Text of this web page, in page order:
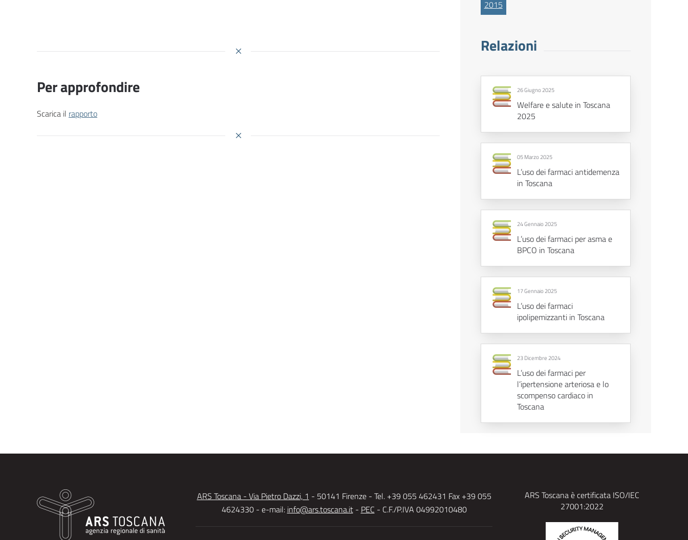
Per approfondire
Scarica il rapporto
2015
Relazioni
26 Giugno 2025
Welfare e salute in Toscana
2025
05 Marzo 2025
L’uso dei farmaci antidemenza
in Toscana
24 Gennaio 2025
L’uso dei farmaci per asma e
BPCO in Toscana
17 Gennaio 2025
L’uso dei farmaci
ipolipemizzanti in Toscana
23 Dicembre 2024
L’uso dei farmaci per
l’ipertensione arteriosa e lo
scompenso cardiaco in
Toscana
ARS Toscana - Via Pietro Dazzi, 1 - 50141 Firenze - Tel. +39 055 462431 Fax +39 055
4624330 - e-mail: info@ars.toscana.it- PEC - C.F./P.IVA 04992010480
ARS Toscana è certificata ISO/IEC
27001:2022